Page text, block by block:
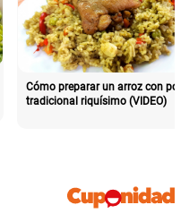
Cómo preparar un arroz con pollo
tradicional riquísimo (VIDEO)